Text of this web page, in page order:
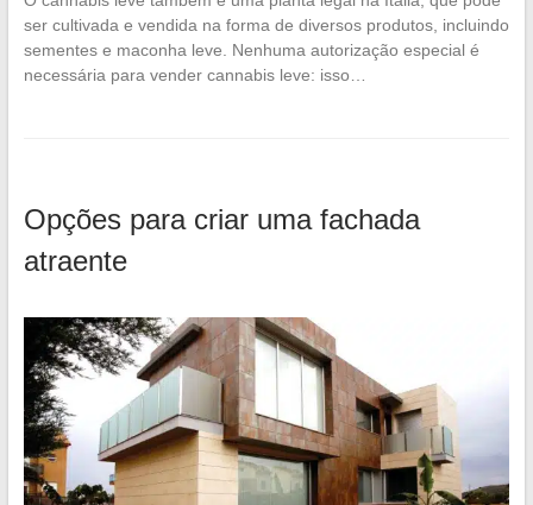
ser cultivada e vendida na forma de diversos produtos, incluindo
sementes e maconha leve. Nenhuma autorização especial é
necessária para vender cannabis leve: isso…
Opções para criar uma fachada
atraente